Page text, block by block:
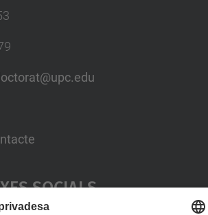
Socials